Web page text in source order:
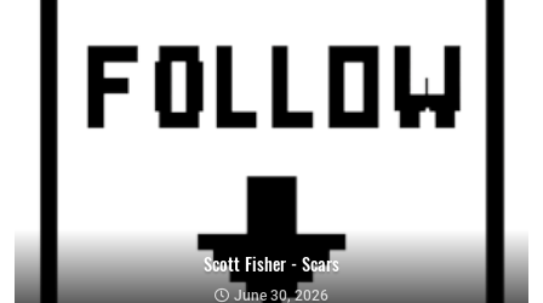
Scott Fisher - Scars
June 30, 2026